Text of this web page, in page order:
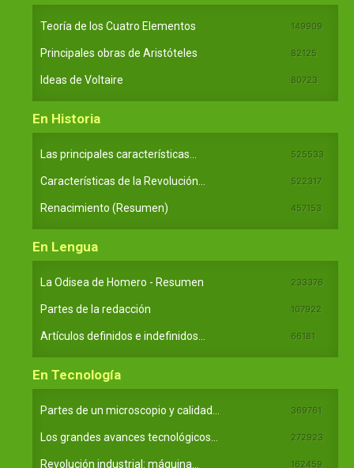
Teoría de los Cuatro Elementos 149909
Principales obras de Aristóteles 82125
Ideas de Voltaire 80723
En Historia
Las principales características... 525533
Características de la Revolución... 522317
Renacimiento (Resumen) 457153
En Lengua
La Odisea de Homero - Resumen 233376
Partes de la redacción 107922
Artículos definidos e indefinidos... 66181
En Tecnología
Partes de un microscopio y calidad... 369761
Los grandes avances tecnológicos... 272923
Revolución industrial: máquina... 162459